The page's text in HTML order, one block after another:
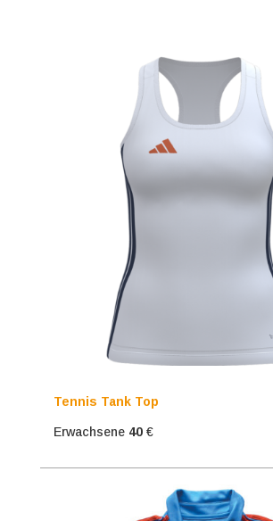
Tennis Tank Top
Erwachsene 40 €